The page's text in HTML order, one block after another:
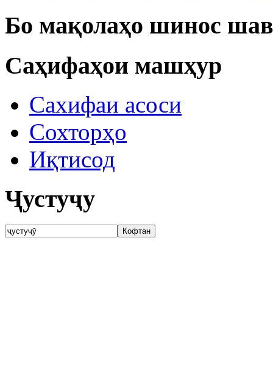
Бо мақолаҳо шинос
Саҳифаҳои машҳур
Сахифаи асоси
Сохторҳо
Иқтисод
Ҷустуҷу